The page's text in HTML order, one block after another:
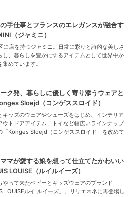
手仕事とフランスのエレガンスが融合す
（ジャミニ）
に店を持つジャミニ。日常に彩りと詩的な美しさ
し、暮らしを豊かにするアイテムとして世界中か
集めています。
ク発、暮らしに優しく寄り添うウェアと
Sloejd（コンゲススロイド）
キッズのウェアやシューズをはじめ、インテリア
ウトドアアイテム、トイなど幅広いラインナップ
「Konges Sloejd（コンゲススロイド」を改めて
マが愛する娘を想って仕立てたかわいい
LOUISE（ルイルイーズ）
やって来たベビーとキッズウェアのブランド
LOUISEルイ ルイーズ」。リリエネネに再登場し